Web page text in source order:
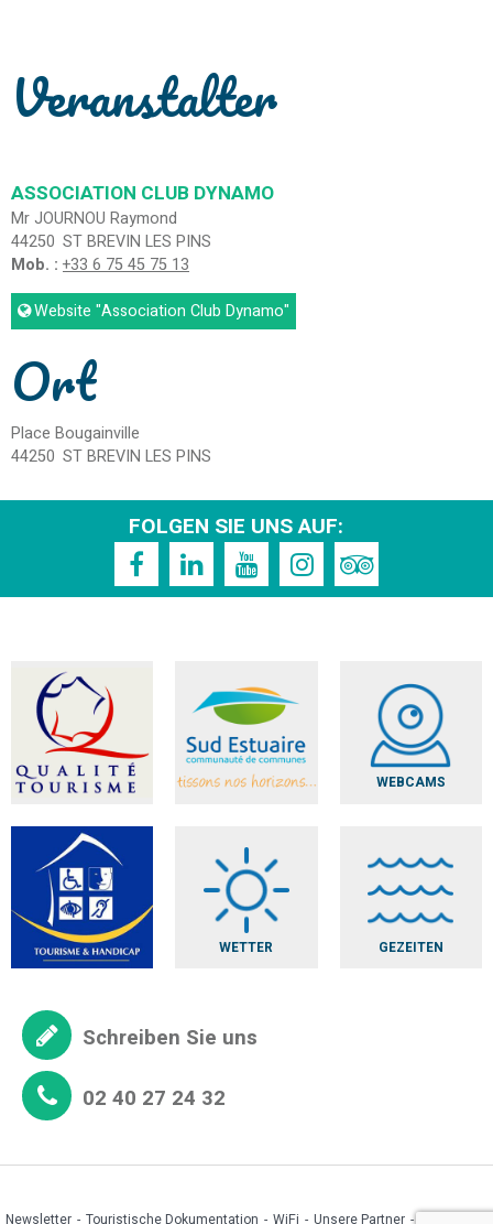
Veranstalter
ASSOCIATION CLUB DYNAMO
Mr JOURNOU Raymond
44250 ST BREVIN LES PINS
Mob. : +33 6 75 45 75 13
Website "Association Club Dynamo"
Ort
Place Bougainville
44250 ST BREVIN LES PINS
FOLGEN SIE UNS AUF:
WEBCAMS
WETTER GEZEITEN
Schreiben Sie uns
02 40 27 24 32
Newsletter Touristische Dokumentation WiFi Unsere Partner